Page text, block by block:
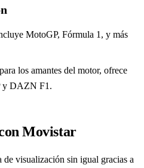
MotoGP, Fórmula 1, y más
los amantes del motor, ofrece
y DAZN F1.
Movistar
visualización sin igual gracias a